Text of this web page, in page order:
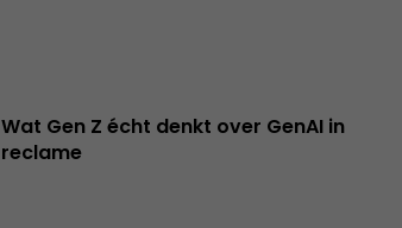
Wat Gen Z écht denkt over GenAI in
reclame